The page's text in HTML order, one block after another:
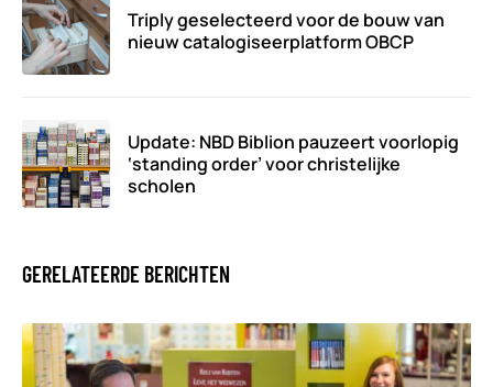
Triply geselecteerd voor de bouw van
nieuw catalogiseerplatform OBCP
Update: NBD Biblion pauzeert voorlopig
‘standing order’ voor christelijke
scholen
GERELATEERDE BERICHTEN